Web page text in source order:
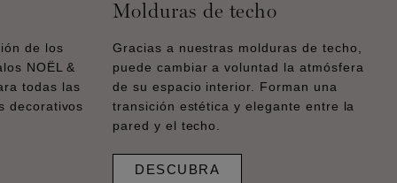
de los
NOËL &
todas las
decorativos
Molduras de techo
Gracias a nuestras molduras de techo,
puede cambiar a voluntad la atmósfera
de su espacio interior. Forman una
transición estética y elegante entre la
pared y el techo.
DESCUBRA